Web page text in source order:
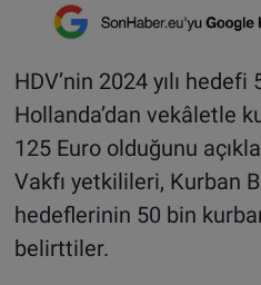
HDV’nin 2024 yılı
Hollanda’dan vekâletle
125 Euro olduğunu
Vakfı yetkilileri, Kurban
hedeflerinin 50 bin
belirttiler.